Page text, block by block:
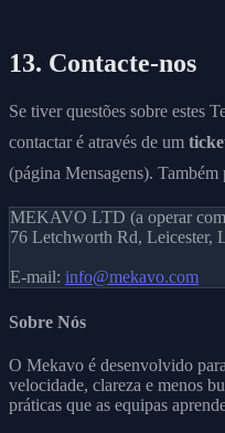
13. Contacte-nos
Se tiver questões sobre estes
contactar é através de um
(página Mensagens).
MEKAVO LTD (a operar
76 Letchworth Rd, Leicester,
E-mail: info@mekavo.com
Sobre Nós
O Mekavo é desenvolvido
velocidade, clareza e menos
práticas que as equipas